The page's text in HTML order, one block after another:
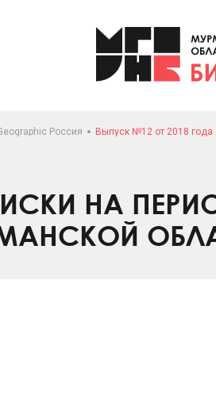
Россия Выпуск №12 от 2018 года
НА